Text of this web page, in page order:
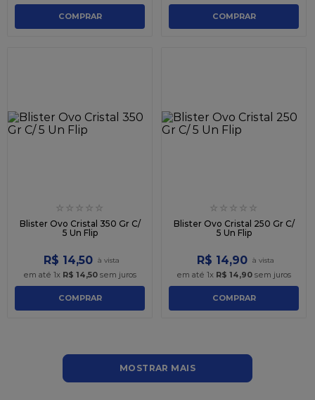
COMPRAR COMPRAR
☆ ☆ ☆ ☆ ☆
Blister Ovo Cristal 350 Gr C/
5 Un Flip
R$ 14,50
em até 1x R$ 14,50 sem juros
COMPRAR
☆ ☆ ☆ ☆ ☆
Blister Ovo Cristal 250 Gr C/
5 Un Flip
R$ 14,90
em até 1x R$ 14,90 sem juros
COMPRAR
MOSTRAR MAIS